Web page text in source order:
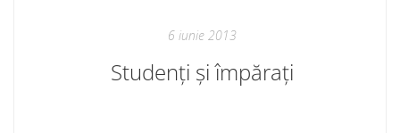
6 iunie 2013
Studenți și împărați